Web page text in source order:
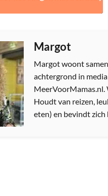
Margot
Margot woont
achtergrond in
MeerVoorMamas.nl.
Houdt van reizen,
eten) en bevindt